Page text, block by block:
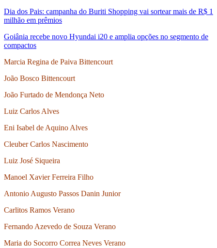
Dia dos Pais: campanha do Buriti Shopping vai sortear mais de R$ 1
milhão em prêmios
Goiânia recebe novo Hyundai i20 e amplia opções no segmento de
compactos
Marcia Regina de Paiva Bittencourt
João Bosco Bittencourt
João Furtado de Mendonça Neto
Luiz Carlos Alves
Eni Isabel de Aquino Alves
Cleuber Carlos Nascimento
Luiz José Siqueira
Manoel Xavier Ferreira Filho
Antonio Augusto Passos Danin Junior
Carlitos Ramos Verano
Fernando Azevedo de Souza Verano
Maria do Socorro Correa Neves Verano